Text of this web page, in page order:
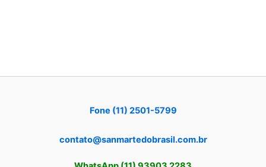
Fone (11) 2501-5799
contato@sanmartedobrasil.com.br